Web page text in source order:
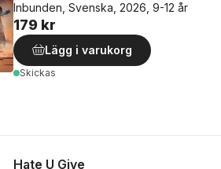
Inbunden, Svenska, 2026, 9-12 år
179 kr
Lägg i varukorg
Skickas
Hate U Give